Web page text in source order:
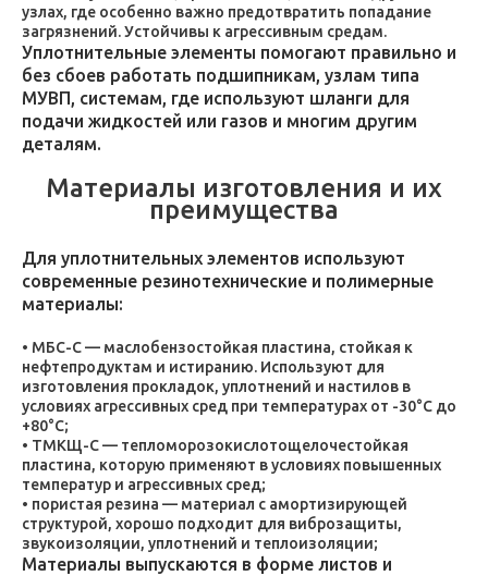
узлах, где особенно важно предотвратить попадание
загрязнений. Устойчивы к агрессивным средам.
Уплотнительные элементы помогают правильно и
без сбоев работать подшипникам, узлам типа
МУВП, системам, где используют шланги для
подачи жидкостей или газов и многим другим
деталям.
Материалы изготовления и их
преимущества
Для уплотнительных элементов используют
современные резинотехнические и полимерные
материалы:
МБС-С — маслобензостойкая пластина, стойкая к
нефтепродуктам и истиранию. Используют для
изготовления прокладок, уплотнений и настилов в
условиях агрессивных сред при температурах от -30°C до
+80°C;
ТМКЩ-С — тепломорозокислотощелочестойкая
пластина, которую применяют в условиях повышенных
температур и агрессивных сред;
пористая резина — материал с амортизирующей
структурой, хорошо подходит для виброзащиты,
звукоизоляции, уплотнений и теплоизоляции;
Материалы выпускаются в форме листов и